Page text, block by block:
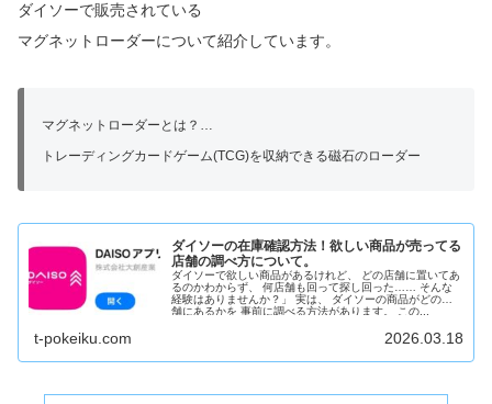
ダイソーで販売されている
マグネットローダーについて紹介しています。
マグネットローダーとは？…
トレーディングカードゲーム(TCG)を収納できる磁石のローダー
ダイソーの在庫確認方法！欲しい商品が売ってる
店舗の調べ方について。
ダイソーで欲しい商品があるけれど、 どの店舗に置いてあ
るのかわからず、 何店舗も回って探し回った…… そんな
経験はありませんか？」 実は、 ダイソーの商品がどの店
舗にあるかを 事前に調べる方法があります。 この...
t-pokeiku.com 2026.03.18